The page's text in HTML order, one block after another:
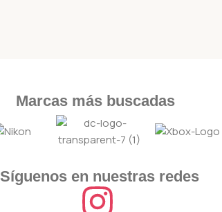
Marcas más buscadas
Síguenos en nuestras redes